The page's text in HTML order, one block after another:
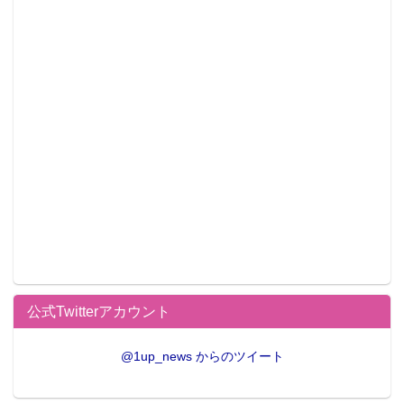
・「ドリフターズ」國盗り缶バッジ（全15種） ※ガチ
ャ筐体販売
価格： 1プレイ300円（税込）
キャラクター： 島津豊久/織田信長/那須与一/安倍晴明/
公式Twitterアカウント
@1up_news からのツイート